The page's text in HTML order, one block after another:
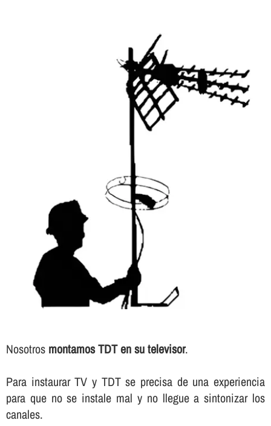
Nosotros montamos TDT en su televisor.
Para instaurar TV y TDT se precisa de una experiencia
para que no se instale mal y no llegue a sintonizar los
canales.